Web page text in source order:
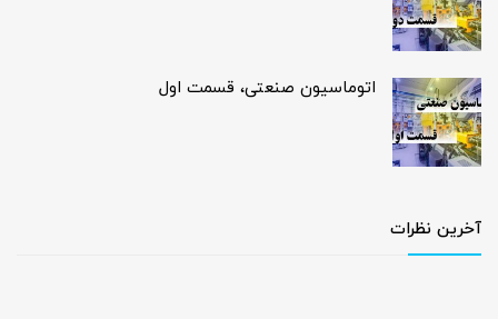
اتوماسیون صنعتی، قسمت اول
آخرین نظرات